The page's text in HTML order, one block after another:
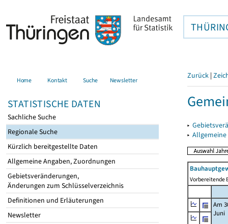
Home Kontakt Suche Newsletter
STATISTISCHE DATEN
Sachliche Suche
Regionale Suche
Kürzlich bereitgestellte Daten
Allgemeine Angaben, Zuordnungen
Gebietsveränderungen,
Änderungen zum Schlüsselverzeichnis
Definitionen und Erläuterungen
Newsletter
Zurück |
▸
▸
Vorbereitende
Am
Juni